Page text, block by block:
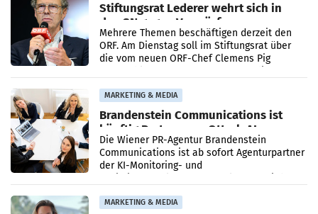
Stiftungsrat Lederer wehrt sich in
den SN gegen Vorwürfe
Mehrere Themen beschäftigen derzeit den
ORF. Am Dienstag soll im Stiftungsrat über
die vom neuen ORF-Chef Clemens Pig
MARKETING & MEDIA
Brandenstein Communications ist
künftig Partner von OtterlyAI
Die Wiener PR-Agentur Brandenstein
Communications ist ab sofort Agenturpartner
der KI-Monitoring- und
MARKETING & MEDIA